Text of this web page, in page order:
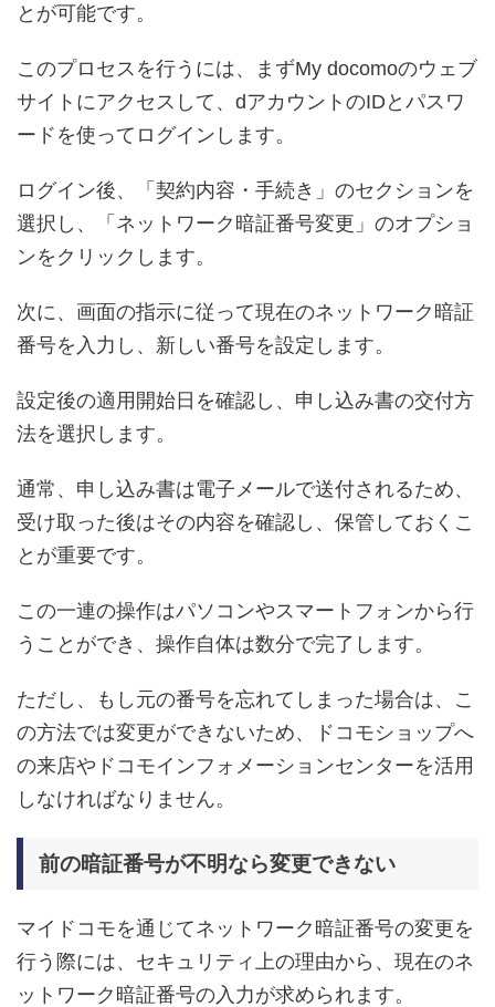
とが可能です。
このプロセスを行うには、まずMy docomoのウェブ
サイトにアクセスして、dアカウントのIDとパスワ
ードを使ってログインします。
ログイン後、「契約内容・手続き」のセクションを
選択し、「ネットワーク暗証番号変更」のオプショ
ンをクリックします。
次に、画面の指示に従って現在のネットワーク暗証
番号を入力し、新しい番号を設定します。
設定後の適用開始日を確認し、申し込み書の交付方
法を選択します。
通常、申し込み書は電子メールで送付されるため、
受け取った後はその内容を確認し、保管しておくこ
とが重要です。
この一連の操作はパソコンやスマートフォンから行
うことができ、操作自体は数分で完了します。
ただし、もし元の番号を忘れてしまった場合は、こ
の方法では変更ができないため、ドコモショップへ
の来店やドコモインフォメーションセンターを活用
しなければなりません。
前の暗証番号が不明なら変更できない
マイドコモを通じてネットワーク暗証番号の変更を
行う際には、セキュリティ上の理由から、現在のネ
ットワーク暗証番号の入力が求められます。